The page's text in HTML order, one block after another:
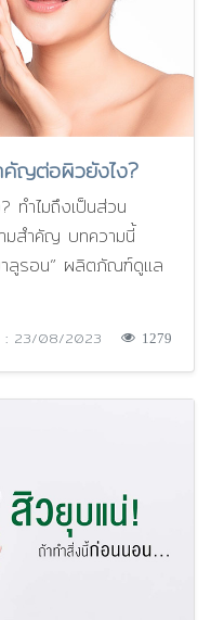
คัญต่อผิวยังไง?
ทำไมถึงเป็นส่วน
มสำคัญ บทความนี้
าลูรอน” ผลิตภัณฑ์ดูแล
: 23/08/2023 1279